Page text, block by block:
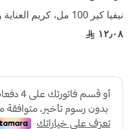
نيفيا كير 100 مل، كريم العناية والتفتيح
١٢٫٠٨
معرض
الصور